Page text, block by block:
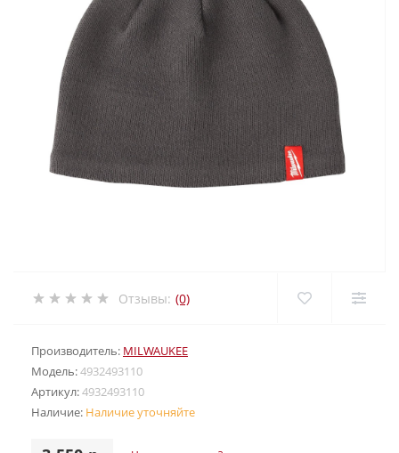
Отзывы: (0)
Производитель: MILWAUKEE
Модель:4932493110
Артикул:4932493110
Наличие: Наличие уточняйте